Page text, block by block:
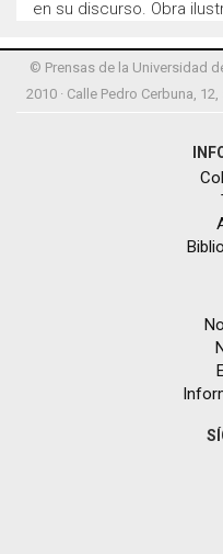
en su discurso. Obra
© Prensas de la Universidad
2010 · Calle Pedro Cerbuna,